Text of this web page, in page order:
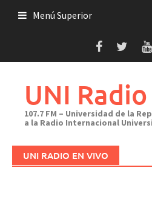
Menú Superior
UNI Radio
107.7 FM – Universidad de la
a la Radio Internacional
UNI RADIO EN VIVO